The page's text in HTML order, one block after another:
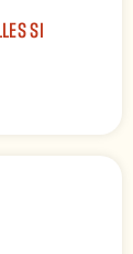
SI